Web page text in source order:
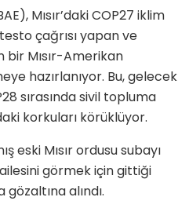
Mısır’daki COP27 iklim
çağrısı yapan ve
bir Mısır-Amerikan
hazırlanıyor. Bu, gelecek
sırasında sivil topluma
korkuları körüklüyor.
eski Mısır ordusu subayı
görmek için gittiği
alındı.